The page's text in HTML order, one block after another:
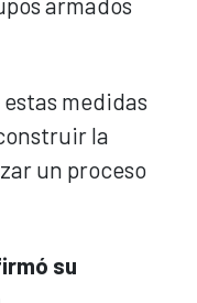
medidas
la
un proceso
su